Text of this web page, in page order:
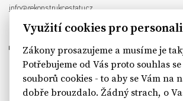
info@rekonstrukcestatu.cz
Návrh a vývoj: Sinfin , ilustrace:
sinfin.digital
Využití cookies pro
Zákony prosazujeme a musíme je
Potřebujeme od Vás proto souhlas
souborů cookies - to aby se Vám na
dobře brouzdalo. Žádný strach, o